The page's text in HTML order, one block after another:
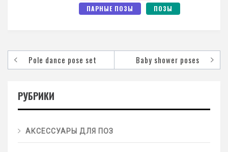
ПАРНЫЕ ПОЗЫ
ПОЗЫ
Pole dance pose set Baby shower poses
РУБРИКИ
АКСЕССУАРЫ ДЛЯ ПОЗ